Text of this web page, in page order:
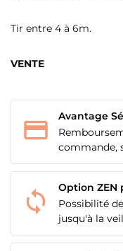
Tir entre 4 à 6m.
VENTE
Avantage
commande,
Option ZEN
Possibilité
jusqu'à la
MES LISTES
CRÉER UNE
NOM DE LA
CONNEXION
Vous devez être
à votre liste